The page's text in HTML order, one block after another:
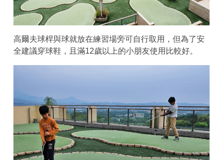
高爾夫球桿與球就放在練習場旁可自行取用，但為了安
全建議穿球鞋，且滿12歲以上的小朋友使用比較好。